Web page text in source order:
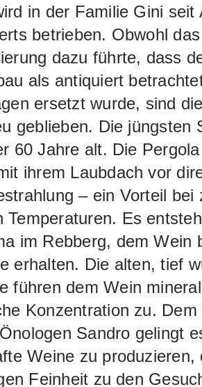
in der Familie Gini seit
betrieben. Obwohl
dazu führte, dass
als antiquiert
ersetzt wurde, sind
geblieben. Die jüngsten
60 Jahre alt. Die
ihrem Laubdach vor
– ein Vorteil bei
Temperaturen. Es
im Rebberg, dem Wein
erhalten. Die alten, tief
führen dem Wein
Konzentration zu.
Sandro gelingt
Weine zu produzieren,
Feinheit zu den